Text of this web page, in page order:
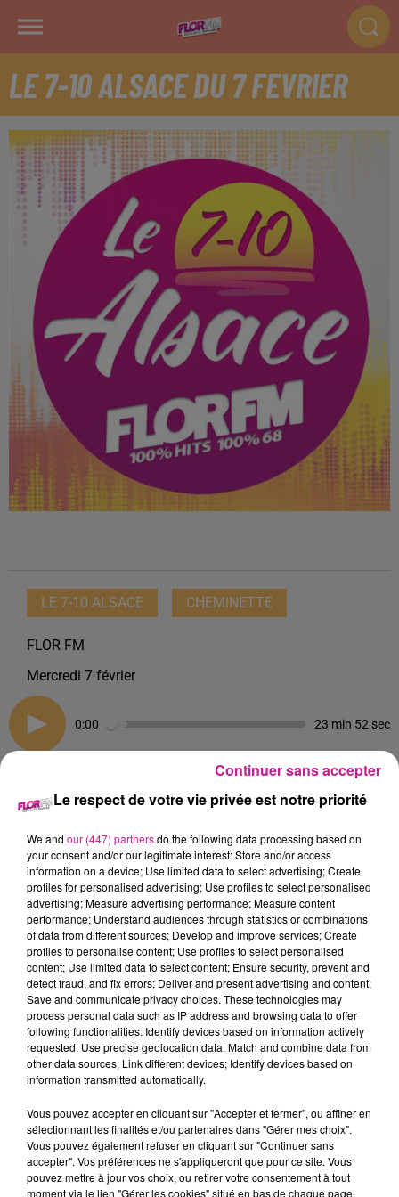
LE 7-10 ALSACE DU 7 FEVRIER
LE 7-10 ALSACE CHEMINETTE
FLOR FM
Mercredi 7 février
0:00 23 min 52 sec
7 février 2024 - 23 min 52 sec
Retrouvez les meilleurs moments du 7-10 Alsace
avecChemi'netteà Niederhergheim.
TITRES DIFFUSÉS
7h43
7h43 7h40
7h40 7h36
7h36
Le respect de votre vie privée est notre priorité
We and our (447) partnersdo the following data processing based on
your consent and/or our legitimate interest: Store and/or access
information on a device; Use limited data to select advertising; Create
profiles for personalised advertising; Use profiles to select personalised
advertising; Measure advertising performance; Measure content
performance; Understand audiences through statistics or combinations
of data from different sources; Develop and improve services; Create
profiles to personalise content; Use profiles to select personalised
content; Use limited data to select content; Ensure security, prevent and
detect fraud, and fix errors; Deliver and present advertising and content;
Save and communicate privacy choices. These technologies may
process personal data such as IP address and browsing data to offer
following functionalities: Identify devices based on information actively
requested; Use precise geolocation data; Match and combine data from
other data sources; Link different devices; Identify devices based on
information transmitted automatically.
Vous pouvez accepter en cliquant sur "Accepter et fermer", ou affiner en
sélectionnant les finalités et/ou partenaires dans "Gérer mes choix".
Vous pouvez également refuser en cliquant sur "Continuer sans
accepter". Vos préférences ne s'appliqueront que pour ce site. Vous
pouvez mettre à jour vos choix, ou retirer votre consentement à tout
moment via le lien "Gérer les cookies" situé en bas de chaque page.
Continuer sans accepter